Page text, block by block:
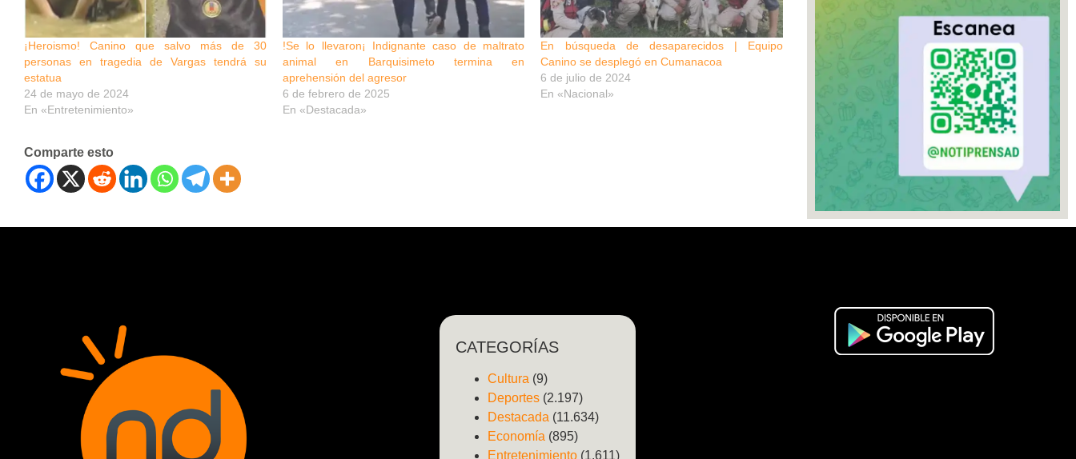
¡Heroismo! Canino que salvo más de 30
personas en tragedia de Vargas tendrá su
estatua
24 de mayo de 2024
En «Entretenimiento»
!Se lo llevaron¡ Indignante caso de maltrato
animal en Barquisimeto termina en
aprehensión del agresor
6 de febrero de 2025
En «Destacada»
En búsqueda de desaparecidos | Equipo
Canino se desplegó en Cumanacoa
6 de julio de 2024
En «Nacional»
Comparte esto
CATEGORÍAS
Cultura (9)
Deportes (2.197)
Destacada (11.634)
Economía (895)
Entretenimiento (1.611)